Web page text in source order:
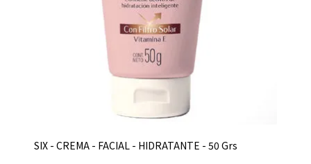
SIX - CREMA - FACIAL - HIDRATANTE - 50 Grs